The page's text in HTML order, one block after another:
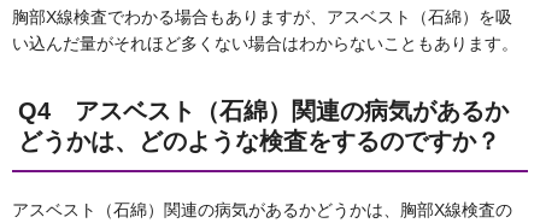
胸部X線検査でわかる場合もありますが、アスベスト（石綿）を吸
い込んだ量がそれほど多くない場合はわからないこともあります。
Q4 アスベスト（石綿）関連の病気があるか
どうかは、どのような検査をするのですか？
アスベスト（石綿）関連の病気があるかどうかは、胸部X線検査の